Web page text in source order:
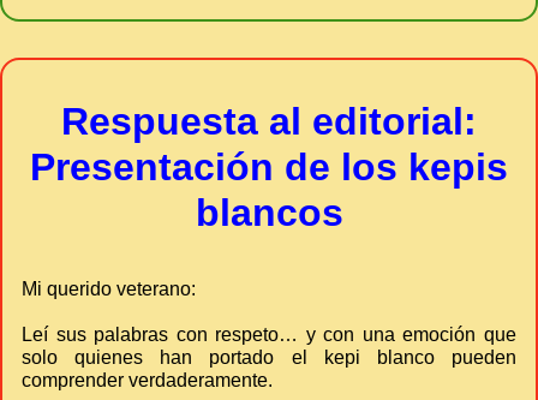
Respuesta al editorial:
Presentación de los kepis
blancos
Mi querido veterano:
Leí sus palabras con respeto… y con una emoción que
solo quienes han portado el kepi blanco pueden
comprender verdaderamente.